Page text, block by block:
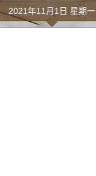
2021年11月1日 星期一